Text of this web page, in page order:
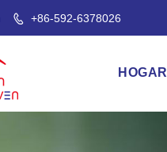
 +86-592-6378026
HOGAR